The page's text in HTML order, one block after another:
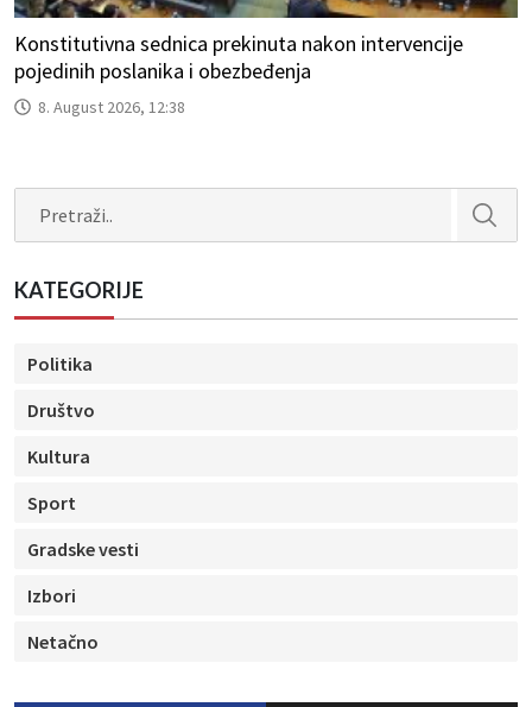
Konstitutivna sednica prekinuta nakon intervencije
pojedinih poslanika i obezbeđenja
8. August 2026, 12:38
KATEGORIJE
Politika
Društvo
Kultura
Sport
Gradske vesti
Izbori
Netačno